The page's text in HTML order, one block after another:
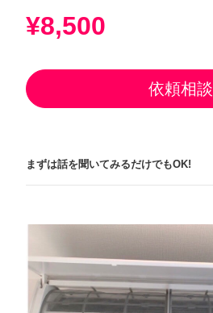
¥8,500
依頼相談
まずは話を聞いてみるだけでもOK!